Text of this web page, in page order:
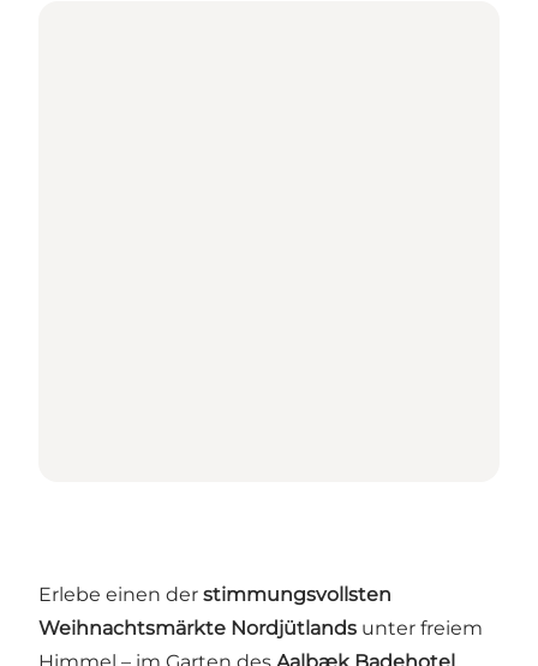
Erlebe einen der stimmungsvollsten
Weihnachtsmärkte Nordjütlands unter freiem